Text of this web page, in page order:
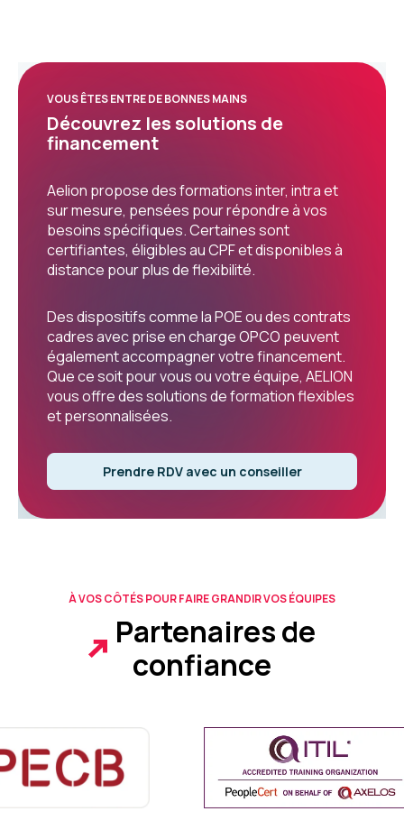
VOUS ÊTES ENTRE DE BONNES MAINS
Découvrez les solutions de
financement
Aelion propose des formations inter, intra et
sur mesure, pensées pour répondre à vos
besoins spécifiques. Certaines sont
certifiantes, éligibles au CPF et disponibles à
distance pour plus de flexibilité.
Des dispositifs comme la POE ou des contrats
cadres avec prise en charge OPCO peuvent
également accompagner votre financement.
Que ce soit pour vous ou votre équipe, AELION
vous offre des solutions de formation flexibles
et personnalisées.
Prendre RDV avec un conseiller
À VOS CÔTÉS POUR FAIRE GRANDIR VOS ÉQUIPES
Partenaires de
confiance